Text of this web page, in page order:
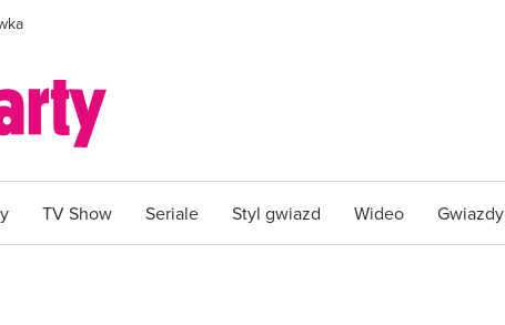
TV Show Seriale Styl gwiazd Wideo Gwiazdy